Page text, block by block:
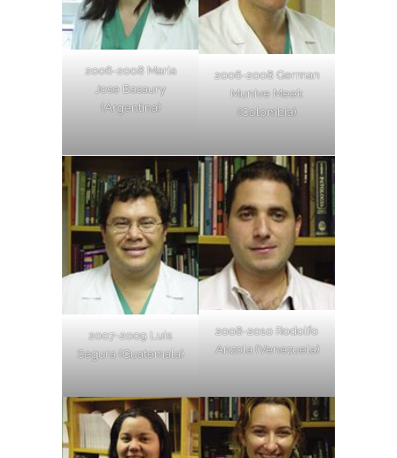
2006-2008 Maria
Jose Basaury
(Argentina)
2006-2008 German
Munive Meek
(Colombia)
2007-2009 Luis
Segura (Guatemala)
2008-2010 Rodolfo
Anzola (Venezuela)